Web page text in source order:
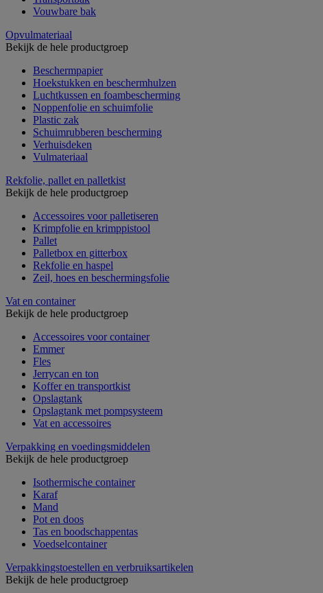
Vouwbare bak
Opvulmateriaal
Bekijk de hele productgroep
Beschermpapier
Hoekstukken en beschermhulzen
Luchtkussen en foambescherming
Noppenfolie en schuimfolie
Plastic zak
Schuimrubberen bescherming
Verhuisdeken
Vulmateriaal
Rekfolie, pallet en palletkist
Bekijk de hele productgroep
Accessoires voor palletiseren
Krimpfolie en krimppistool
Pallet
Palletbox en gitterbox
Rekfolie en haspel
Zeil, hoes en beschermingsfolie
Vat en container
Bekijk de hele productgroep
Accessoires voor container
Emmer
Fles
Jerrycan en ton
Koffer en transportkist
Opslagtank
Opslagtank met pompsysteem
Vat en accessoires
Verpakking en voedingsmiddelen
Bekijk de hele productgroep
Isothermische container
Karaf
Mand
Pot en doos
Tas en boodschappentas
Voedselcontainer
Verpakkingstoestellen en verbruiksartikelen
Bekijk de hele productgroep